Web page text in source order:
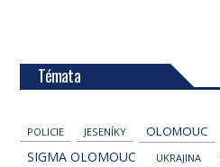
Témata
POLICIE JESENÍKY OLOMOUC
SIGMA OLOMOUC UKRAJINA